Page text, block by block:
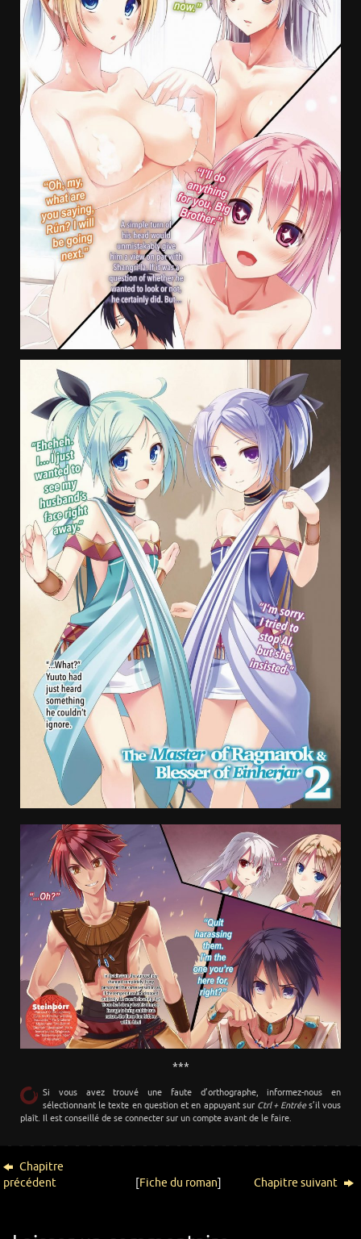
***
Si vous avez trouvé une faute d’orthographe, informez-nous en
sélectionnant le texte en question et en appuyant sur Ctrl + Entrées’il vous
plaît. Il est conseillé de se connecter sur un compte avant de le faire.
Chapitre
précédent
[Fiche du roman] Chapitre suivant